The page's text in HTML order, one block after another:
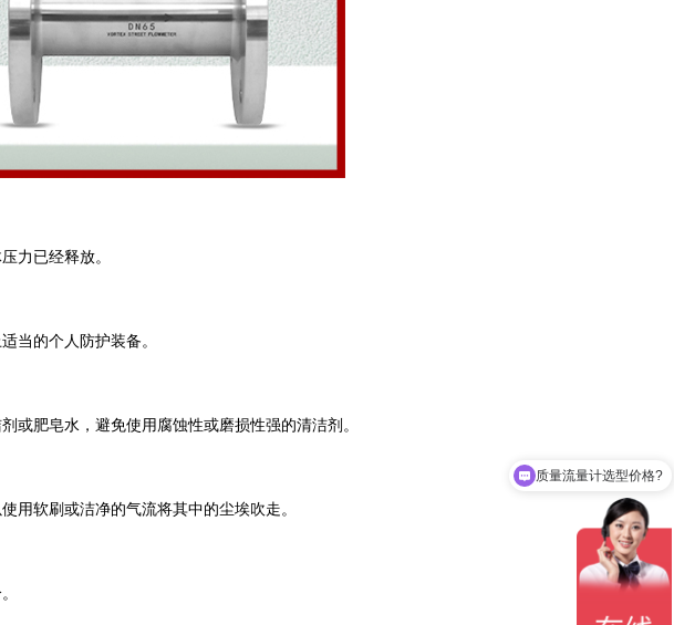
力已经释放。
当的个人防护装备。
或肥皂水，避免使用腐蚀性或磨损性强的清洁剂。
用软刷或洁净的气流将其中的尘埃吹走。
质量流量计选型价格?